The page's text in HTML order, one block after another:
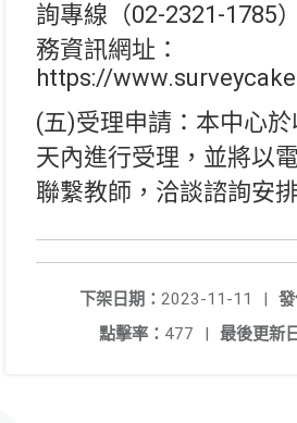
詢專線（02-2321-1785
務資訊網址：
https://
(五)受理申請：本中心
天內進行受理，並將以
聯繫教師，洽談諮詢安
發
下架日期： 2023-11-11
|
最後更新
點擊率： 477 |